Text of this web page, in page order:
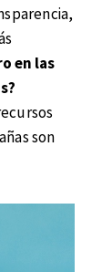
en las
son